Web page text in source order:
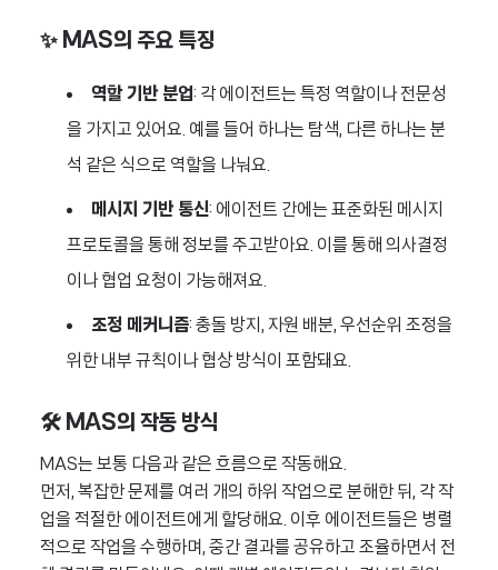
✨ MAS의 주요 특징
역할 기반 분업: 각 에이전트는 특정 역할이나 전문성
을 가지고 있어요. 예를 들어 하나는 탐색, 다른 하나는 분
석 같은 식으로 역할을 나눠요.
메시지 기반 통신: 에이전트 간에는 표준화된 메시지
프로토콜을 통해 정보를 주고받아요. 이를 통해 의사결정
이나 협업 요청이 가능해져요.
조정 메커니즘: 충돌 방지, 자원 배분, 우선순위 조정을
위한 내부 규칙이나 협상 방식이 포함돼요.
🛠️ MAS의 작동 방식
MAS는 보통 다음과 같은 흐름으로 작동해요.
먼저, 복잡한 문제를 여러 개의 하위 작업으로 분해한 뒤, 각 작
업을 적절한 에이전트에게 할당해요. 이후 에이전트들은 병렬
적으로 작업을 수행하며, 중간 결과를 공유하고 조율하면서 전